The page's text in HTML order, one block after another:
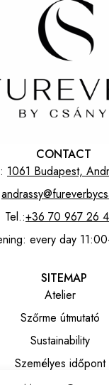
CONTACT
1061 Budapest,
Tel.:+36 70 967 26
every day
SITEMAP
Atelier
Szőrme útmutató
Sustainability
Személyes időpont